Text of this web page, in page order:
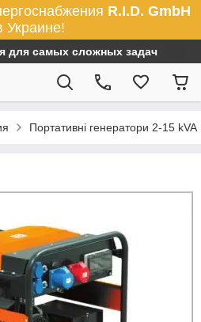
R.I.D. GmbH
Украине!
для самых сложных задач
Портативні генератори 2-15 kVA